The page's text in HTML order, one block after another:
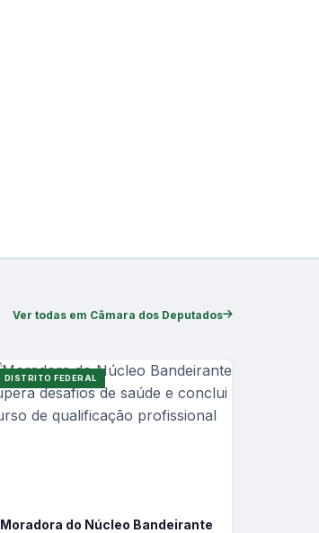
Ver todas em Câmara dos Deputados
DISTRITO FEDERAL
Moradora do Núcleo Bandeirante